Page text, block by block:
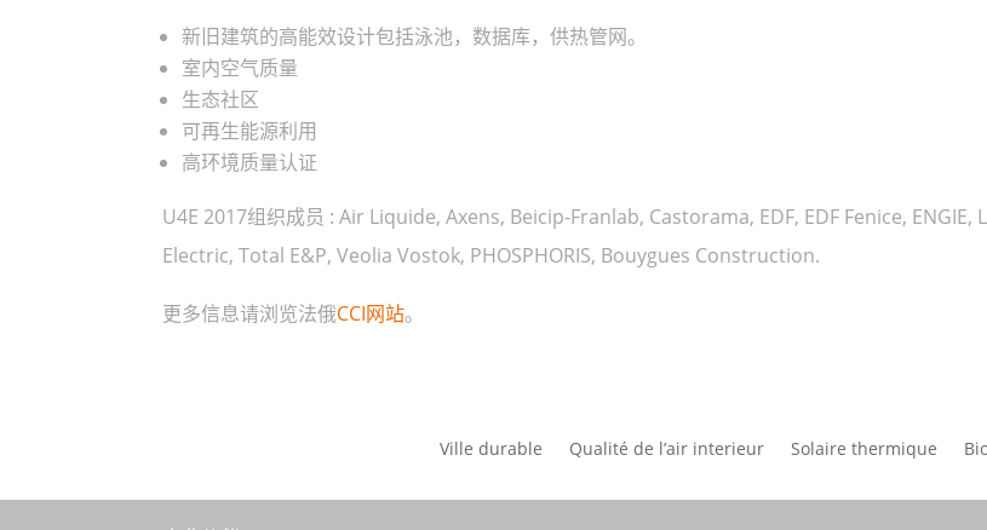
新旧建筑的高能效设计包括泳池，数据库，供热管网。
室内空气质量
生态社区
可再生能源利用
高环境质量认证
U4E 2017组织成员 : Air Liquide, Axens, Beicip-Franlab, Castorama, EDF, EDF Fenice,
Electric, Total E&P, Veolia Vostok, PHOSPHORIS, Bouygues Construction.
更多信息请浏览法俄CCI网站。
Ville durable Qualité de l’air interieur Solaire thermique